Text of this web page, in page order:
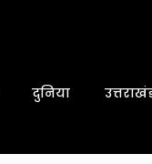
दुनिया